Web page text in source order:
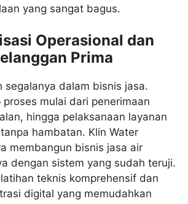
yang sangat bagus.
Operasional dan
Prima
segalanya dalam bisnis jasa.
mulai dari penerimaan
hingga pelaksanaan layanan
hambatan. Klin Water
membangun bisnis jasa air
dengan sistem yang sudah teruji.
teknis komprehensif dan
digital yang memudahkan